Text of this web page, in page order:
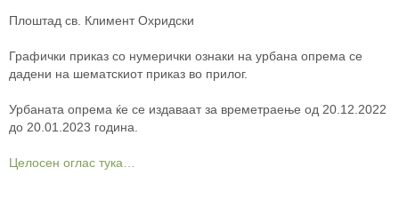
Плоштад св. Климент Охридски
Графички приказ со нумерички ознаки на урбана опрема се
дадени на шематскиот приказ во прилог.
Урбаната опрема ќе се издаваат за времетраење од 20.12.2022
до 20.01.2023 година.
Целосен оглас тука…